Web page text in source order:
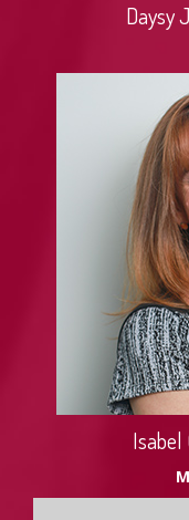
Daysy
Isabel